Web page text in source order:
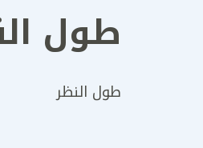
طول
طول النظر